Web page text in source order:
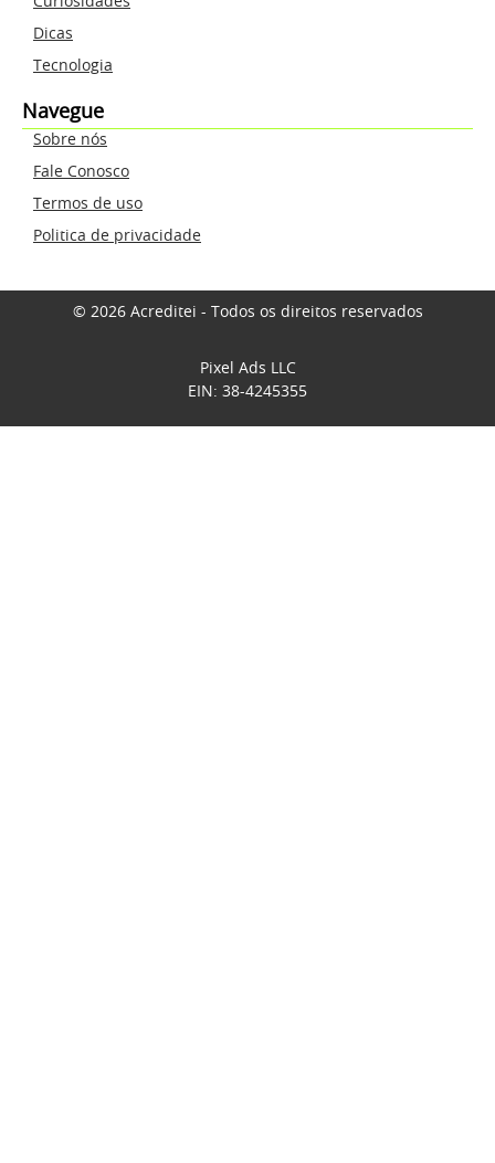
Dicas
Tecnologia
Navegue
Sobre nós
Fale Conosco
Termos de uso
Politica de privacidade
© 2026 Acreditei - Todos os direitos reservados
Pixel Ads LLC
EIN: 38-4245355